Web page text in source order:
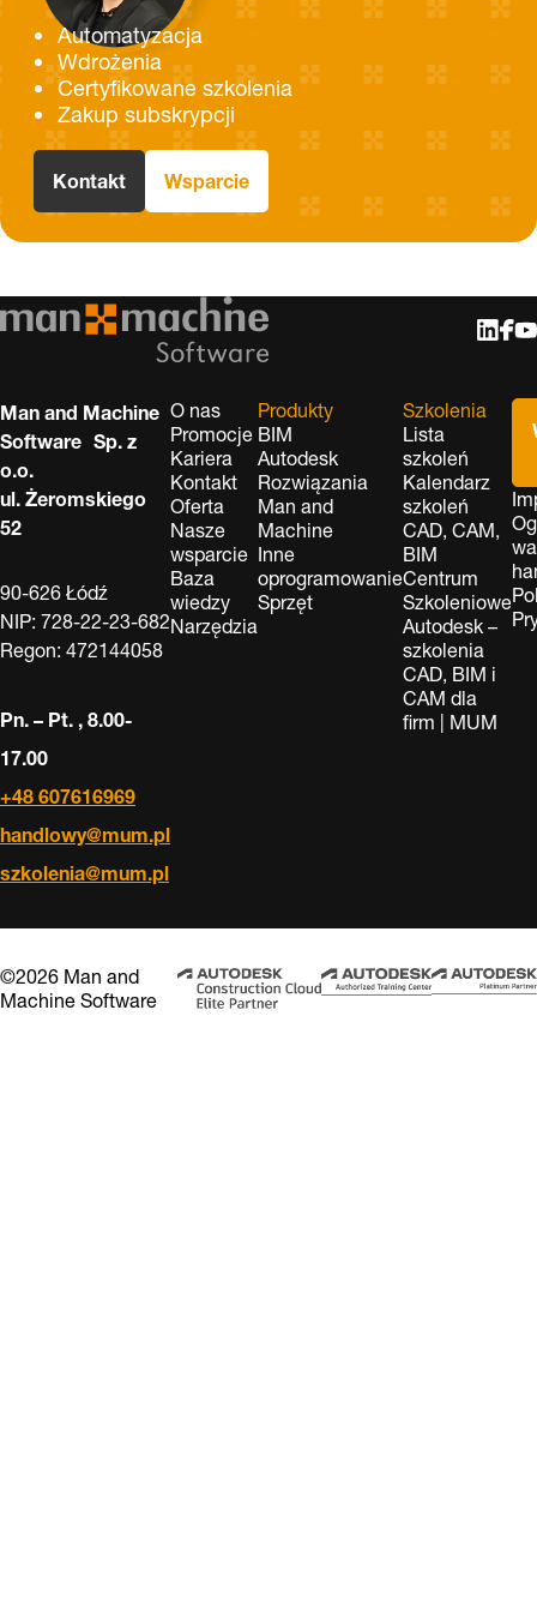
Automatyzacja
Wdrożenia
Certyfikowane szkolenia
Zakup subskrypcji
Kontakt Wsparcie
Man and Machine
Software Sp. z
o.o.
ul. Żeromskiego
52
90-626 Łódź
NIP: 728-22-23-682
Regon: 472144058
Pn. – Pt. , 8.00-
17.00
+48 607616969
handlowy@mum.pl
szkolenia@mum.pl
O nas
Promocje
Kariera
Kontakt
Oferta
Nasze
wsparcie
Baza
wiedzy
Narzędzia
Produkty
BIM
Autodesk
Rozwiązania
Man and
Machine
Inne
oprogramowanie
Sprzęt
Szkolenia
Lista
szkoleń
Kalendarz
szkoleń
CAD, CAM,
BIM
Centrum
Szkoleniowe
Autodesk –
szkolenia
CAD, BIM i
CAM dla
firm | MUM
©2026 Man and
Machine Software